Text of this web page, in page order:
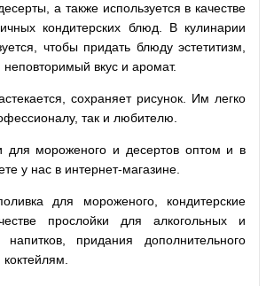
а также используется в качестве
кондитерских блюд. В кулинарии
чтобы придать блюду эстетитизм,
неповторимый вкус и аромат.
сохраняет рисунок. Им легко
так и любителю.
для мороженого и десертов оптом и в
у нас в интернет-магазине.
для мороженого, кондитерские
прослойки для алкогольных и
напитков, придания дополнительного